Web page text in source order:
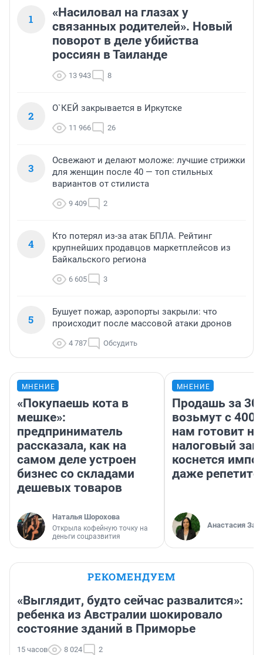
1
«Насиловал на глазах у
связанных родителей». Новый
поворот в деле убийства
россиян в Таиланде
13 943 8
2
О`КЕЙ закрывается в Иркутске
11 966 26
3
Освежают и делают моложе: лучшие стрижки
для женщин после 40 — топ стильных
вариантов от стилиста
9 409 2
4
Кто потерял из-за атак БПЛА. Рейтинг
крупнейших продавцов маркетплейсов из
Байкальского региона
6 605 3
5
Бушует пожар, аэропорты закрыли: что
происходит после массовой атаки дронов
4 787 Обсудить
МНЕНИЕ
«Покупаешь кота в
мешке»:
предприниматель
рассказала, как на
самом деле устроен
бизнес со складами
дешевых товаров
Наталья Шорохова
Открыла кофейную точку на
деньги соцразвития
МНЕНИЕ
Продашь за
возьмут с
нам готовит
налоговый
коснется
даже
Анастасия
РЕКОМЕНДУЕМ
«Выглядит, будто сейчас развалится»:
ребенка из Австралии шокировало
состояние зданий в Приморье
15 часов 8 024 2